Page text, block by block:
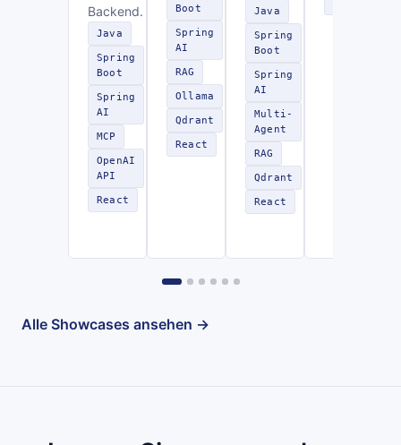
Backend.
Java
Spring
Boot
Spring
AI
MCP
OpenAI
API
React
Boot
Spring
AI
RAG
Ollama
Qdrant
React
Java
Spring
Boot
Spring
AI
Multi-
Agent
RAG
Qdrant
React
Alle Showcases ansehen →